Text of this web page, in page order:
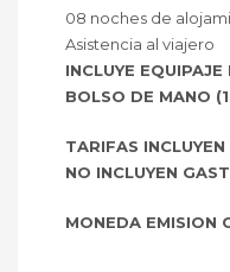
08 noches de
Asistencia al viajero
INCLUYE
BOLSO DE MANO
TARIFAS
NO INCLUYEN
MONEDA EMISION